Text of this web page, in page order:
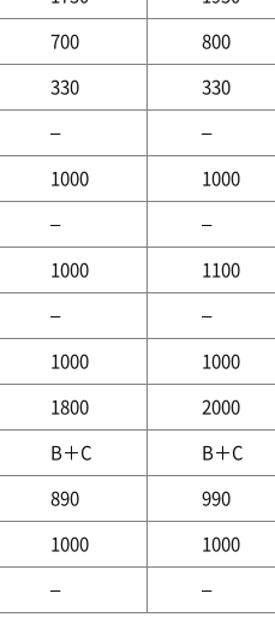
700 800
330 330
– –
1000 1000
– –
1000 1100
– –
1000 1000
1800 2000
B＋C B＋C
890 990
1000 1000
– –